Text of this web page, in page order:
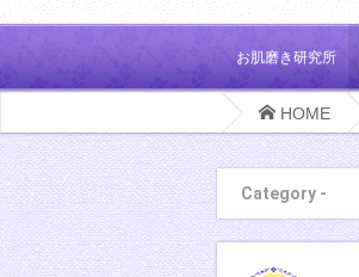
お肌磨き研究所
HOME
Category -